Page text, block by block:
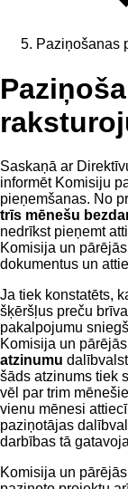
Paziņošanas
Saskaņā ar
informēt Komisiju
pieņemšanas. No
trīs mēnešu
nedrīkst pieņemt
Komisija un
dokumentus un
Ja tiek konstatēts,
šķēršļus preču
pakalpojumu
Komisija un
atzinumu
šāds atzinums tiek
vēl par trim
vienu mēnesi
paziņotājas
darbības tā
Komisija un